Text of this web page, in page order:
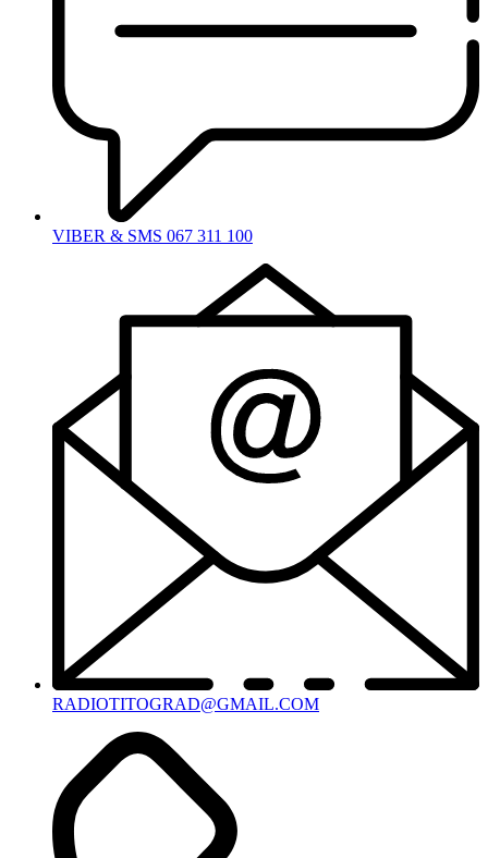
VIBER & SMS 067 311 100
RADIOTITOGRAD@GMAIL.COM